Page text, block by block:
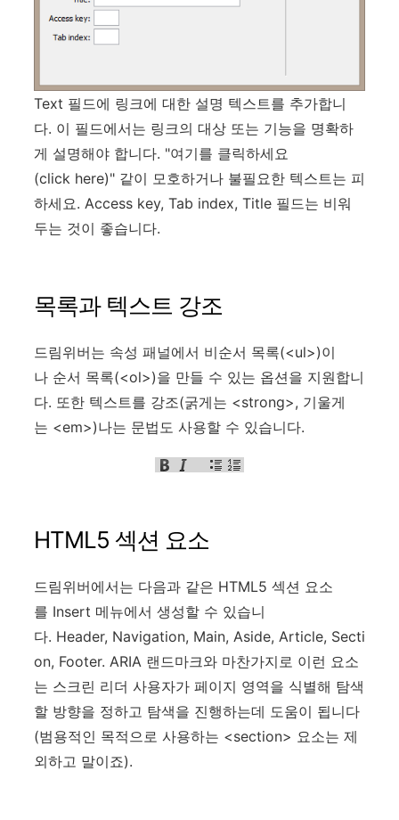
Text 필드에 링크에 대한 설명 텍스트를 추가합니
다. 이 필드에서는 링크의 대상 또는 기능을 명확하
게 설명해야 합니다. "여기를 클릭하세요
(click here)" 같이 모호하거나 불필요한 텍스트는 피
하세요. Access key, Tab index, Title 필드는 비워
두는 것이 좋습니다.
목록과 텍스트 강조
드림위버는 속성 패널에서 비순서 목록(<ul>)이
나 순서 목록(<ol>)을 만들 수 있는 옵션을 지원합니
다. 또한 텍스트를 강조(굵게는 <strong>, 기울게
는 <em>)나는 문법도 사용할 수 있습니다.
HTML5 섹션 요소
드림위버에서는 다음과 같은 HTML5 섹션 요소
를 Insert 메뉴에서 생성할 수 있습니
다. Header, Navigation, Main, Aside, Article, Secti
on, Footer. ARIA 랜드마크와 마찬가지로 이런 요소
는 스크린 리더 사용자가 페이지 영역을 식별해 탐색
할 방향을 정하고 탐색을 진행하는데 도움이 됩니다
(범용적인 목적으로 사용하는 <section> 요소는 제
외하고 말이죠).